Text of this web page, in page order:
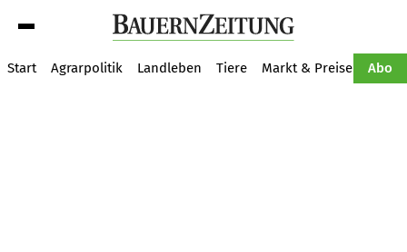
Start Agrarpolitik Landleben Tiere Markt & Preise Abo